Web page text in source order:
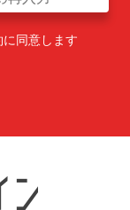
に同意します